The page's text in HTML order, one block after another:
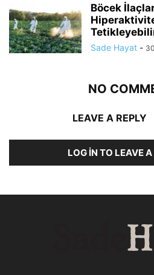
Böcek
Sade Hayat -
NO
LEAVE A REPLY
LOG IN TO LEAVE